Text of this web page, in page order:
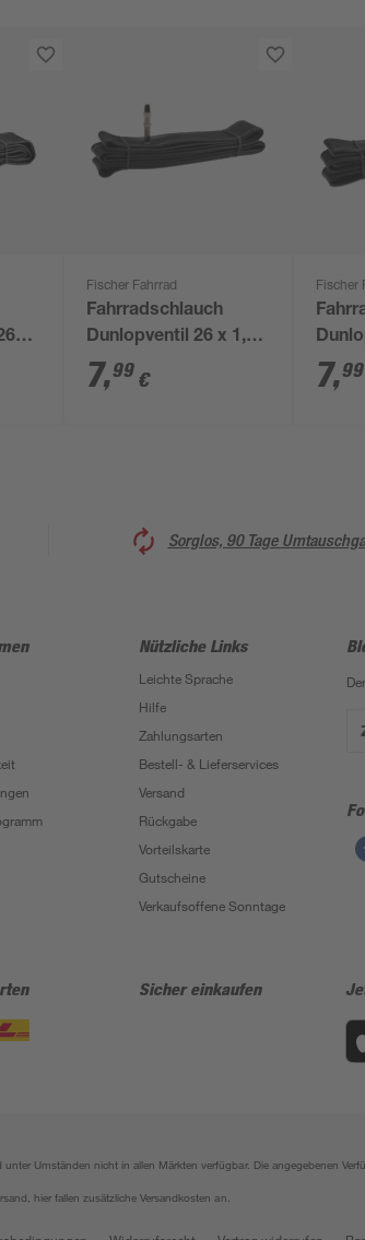
Fischer Fahrrad
Fahrradschlauch
Dunlopventil 26 x 1,50
- 2,125
7,99 €
Fischer
- 1,75
7,99
Sorglos, 90 Tage
Nützliche Links
Leichte Sprache
Hilfe
Zahlungsarten
Bestell- & Lieferservices
Versand
Rückgabe
Vorteilskarte
Gutscheine
Verkaufsoffene Sonntage
Sicher einkaufen
Umständen nicht in allen Märkten verfügbar. Die angegebenen
hier fallen zusätzliche Versandkosten an.